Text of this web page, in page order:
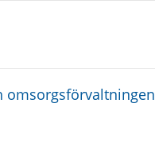
omsorgsförvaltningen